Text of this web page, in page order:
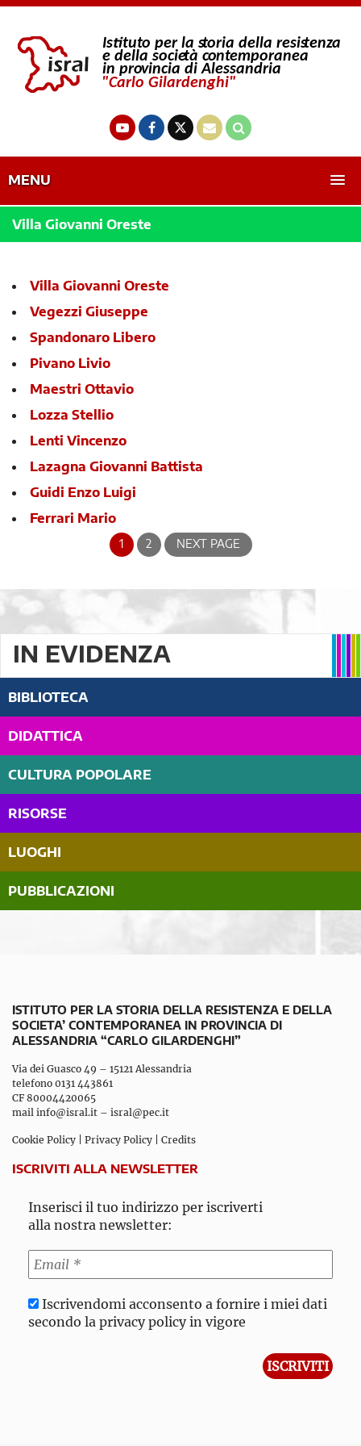
MENU
Villa Giovanni Oreste
Villa Giovanni Oreste
Vegezzi Giuseppe
Spandonaro Libero
Pivano Livio
Maestri Ottavio
Lozza Stellio
Lenti Vincenzo
Lazagna Giovanni Battista
Guidi Enzo Luigi
Ferrari Mario
1 2 NEXT PAGE
IN EVIDENZA
BIBLIOTECA
DIDATTICA
CULTURA POPOLARE
RISORSE
LUOGHI
PUBBLICAZIONI
ISTITUTO PER LA STORIA DELLA RESISTENZA E DELLA
SOCIETA’ CONTEMPORANEA IN PROVINCIA DI
ALESSANDRIA “CARLO GILARDENGHI”
Via dei Guasco 49 – 15121 Alessandria
telefono 0131 443861
CF 80004420065
mail info@isral.it – isral@pec.it
Cookie Policy Privacy Policy Credits
ISCRIVITI ALLA NEWSLETTER
Inserisci il tuo indirizzo per iscriverti
alla nostra newsletter:
Iscrivendomi acconsento a fornire i miei dati
secondo la privacy policy in vigore